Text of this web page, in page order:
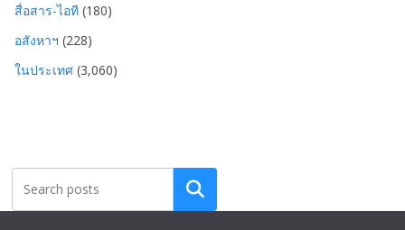
สื่อสาร-ไอที (180)
อสังหาฯ (228)
ในประเทศ (3,060)
Search